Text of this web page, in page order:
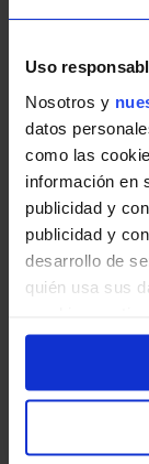
Uso
Nosotros y
datos
como las
información en
publicidad y
publicidad y
desarrollo de
quién usa sus
momento
el Menú de
Si lo permite,
Horario
Tabla de
vuelta Línea
Navalcarnero
interurbanos